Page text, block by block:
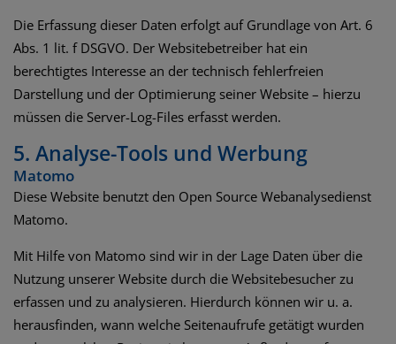
Die Erfassung dieser Daten erfolgt auf Grundlage von Art. 6
Abs. 1 lit. f DSGVO. Der Websitebetreiber hat ein
berechtigtes Interesse an der technisch fehlerfreien
Darstellung und der Optimierung seiner Website – hierzu
müssen die Server-Log-Files erfasst werden.
5. Analyse-Tools und Werbung
Matomo
Diese Website benutzt den Open Source Webanalysedienst
Matomo.
Mit Hilfe von Matomo sind wir in der Lage Daten über die
Nutzung unserer Website durch die Websitebesucher zu
erfassen und zu analysieren. Hierdurch können wir u. a.
herausfinden, wann welche Seitenaufrufe getätigt wurden